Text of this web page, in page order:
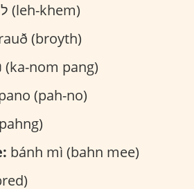
לחם (leh-khem)
(broyth)
nom pang)
(pah-no)
bánh mì (bahn mee)